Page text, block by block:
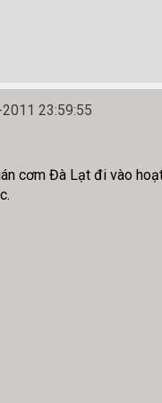
23:59:55
cơm Đà Lạt đi vào